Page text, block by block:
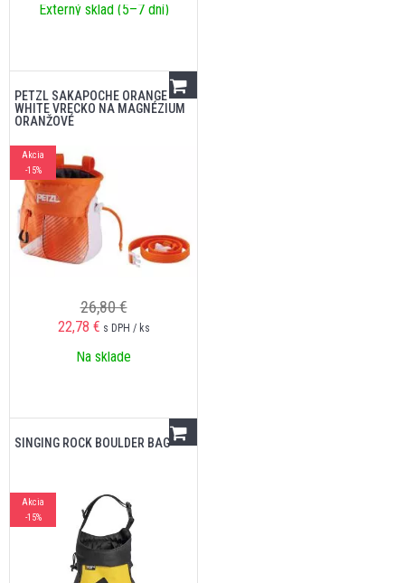
Externý sklad (5–7 dní)
PETZL SAKAPOCHE ORANGE
WHITE VRECKO NA MAGNÉZIUM
ORANŽOVÉ
Akcia
-15%
26,80 €
22,78 € s DPH / ks
Na sklade
SINGING ROCK BOULDER BAG
Akcia
-15%